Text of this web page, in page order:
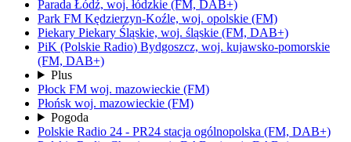
Parada Łódź, woj. łódzkie (FM, DAB+)
Park FM Kędzierzyn-Koźle, woj. opolskie (FM)
Piekary Piekary Śląskie, woj. śląskie (FM, DAB+)
PiK (Polskie Radio) Bydgoszcz, woj. kujawsko-pomorskie
(FM, DAB+)
Plus
Płock FM woj. mazowieckie (FM)
Płońsk woj. mazowieckie (FM)
Pogoda
Polskie Radio 24 - PR24 stacja ogólnopolska (FM, DAB+)